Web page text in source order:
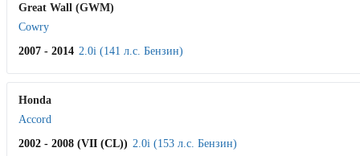
Great Wall (GWM)
Cowry
2007 - 2014 2.0i (141 л.с. Бензин)
Honda
Accord
2002 - 2008 (VII (CL)) 2.0i (153 л.с. Бензин)